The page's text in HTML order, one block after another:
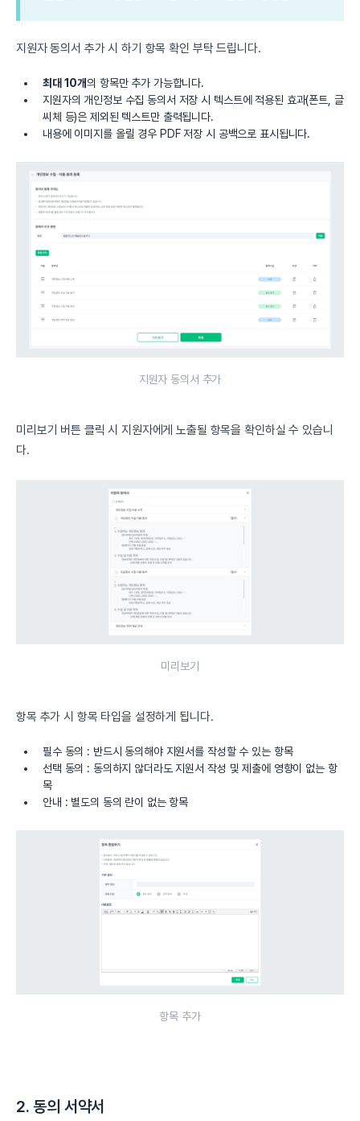
지원자 동의서 추가 시 하기 항목 확인 부탁 드립니다.
최대 10개의 항목만 추가 가능합니다.
지원자의 개인정보 수집 동의서 저장 시 텍스트에 적용된 효과(폰트, 글
씨체 등)은 제외된 텍스트만 출력됩니다.
내용에 이미지를 올릴 경우 PDF 저장 시 공백으로 표시됩니다.
지원자 동의서 추가
미리보기 버튼 클릭 시 지원자에게 노출될 항목을 확인하실 수 있습니
다.
미리보기
항목 추가 시 항목 타입을 설정하게 됩니다.
필수 동의 : 반드시 동의해야 지원서를 작성할 수 있는 항목
선택 동의 : 동의하지 않더라도 지원서 작성 및 제출에 영향이 없는 항
목
안내 : 별도의 동의 란이 없는 항목
항목 추가
2. 동의 서약서